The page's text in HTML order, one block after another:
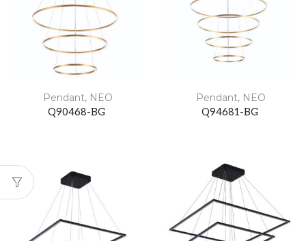
Pendant, NEO
Q90468-BG
Pendant, NEO
Q94681-BG